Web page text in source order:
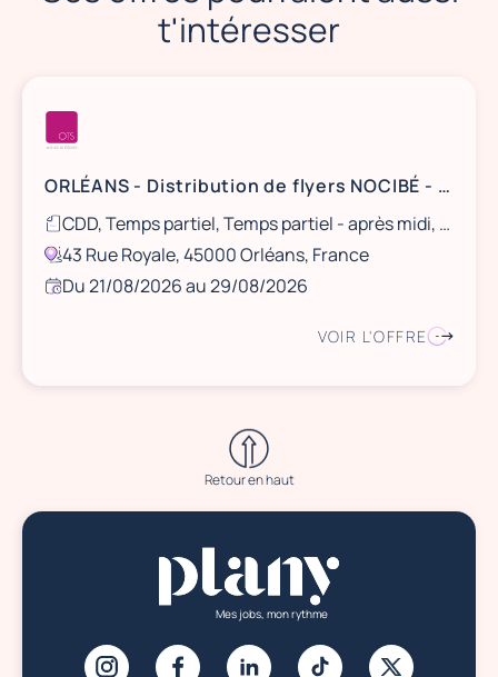
t'intéresser
ORLÉANS - Distribution de flyers NOCIBÉ - 21 et 22 août / 28 et 29 août
CDD, Temps partiel, Temps partiel - après midi, Ponctuel
43 Rue Royale, 45000 Orléans, France
Du 21/08/2026 au 29/08/2026
VOIR L'OFFRE
Retour en haut
Mes jobs, mon rythme